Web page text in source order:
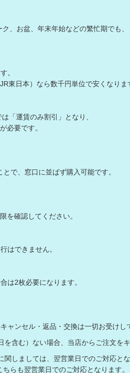
、お盆、年末年始などの繁忙期でも、
。
日本）なら数千円単位で安くなりま
「運賃のみ割引」となり、
必要です。
で、窓口に並ばず購入可能です。
確認してください。
はできません。
は2枚必要になります。
ャンセル・返品・交換は一切お受けし
含む）ない場合、当店からご注文を
しましては、翌営業日でのご対応とな
ちらも翌営業日でのご対応となります